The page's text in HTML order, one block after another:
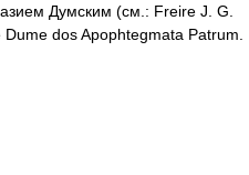
Думским (см.: Freire J. G.
dos Apophtegmata Patrum.